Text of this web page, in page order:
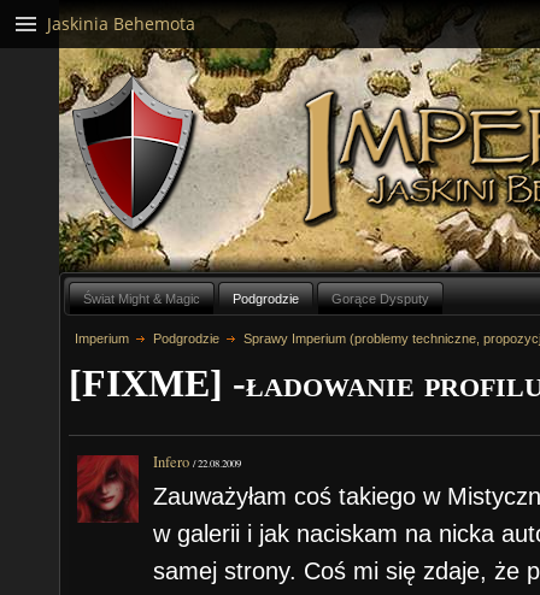
Świat Might & Magic Podgrodzie Gorące Dysputy
Imperium Podgrodzie Sprawy Imperium (problemy techniczne,
[FIXME] -ładowanie
Infero /22.08.2009
Zauważyłam coś takiego w
w galerii i jak naciskam na nicka
samej strony. Coś mi się zdaje, że
Jaskinia Behemota